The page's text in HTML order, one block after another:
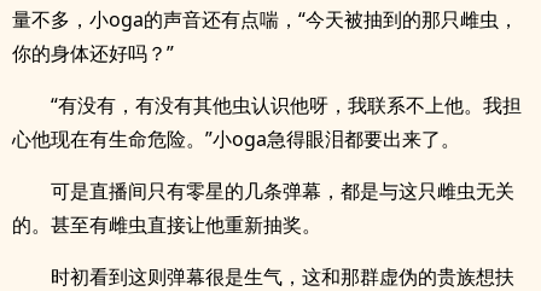
量不多，小oga的声音还有点喘，“今天被抽到的那只雌虫，
你的身体还好吗？”
“有没有，有没有其他虫认识他呀，我联系不上他。我担
心他现在有生命危险。”小oga急得眼泪都要出来了。
可是直播间只有零星的几条弹幕，都是与这只雌虫无关
的。甚至有雌虫直接让他重新抽奖。
时初看到这则弹幕很是生气，这和那群虚伪的贵族想扶